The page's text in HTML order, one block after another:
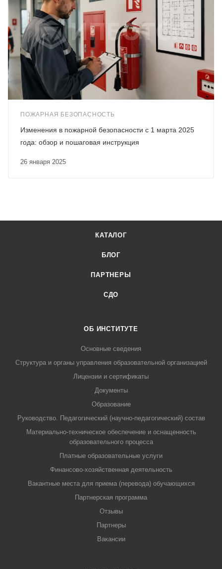
ПОЖАРНАЯ БЕЗОПАСНОСТЬ
26 января 2025
Изменения в пожарной безопасности с 1 марта 2025
года: обзор и пошаговая инструкция
КАТАЛОГ
БЛОГ
ПАРТНЕРЫ
СДО
ОБ ИНСТИТУТЕ
Основные сведения
Структура и органы управления образовательной организацией
Лицензии и сертификаты
Документы
Образование
Руководство. Педагогический (научно-педагогический) состав
Материально-техническое обеспечение и оснащенность
образовательного процесса
Платные образовательные услуги
Финансово-хозяйственная деятельность
Вакантные места для приема (перевода) обучающихся
Партнерская программа
Отзывы
Партнеры
Вакансии